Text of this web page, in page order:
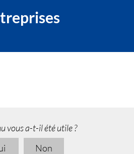
vous a-t-il été utile ?
Non